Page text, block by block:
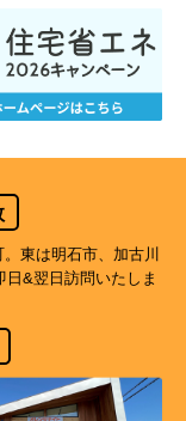
東は明石市、加古川
&翌日訪問いたしま